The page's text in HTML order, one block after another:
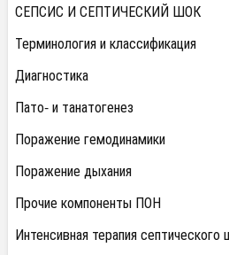
СЕПСИС И СЕПТИЧЕСКИЙ ШОК
Терминология и классификация
Диагностика
Пато- и танатогенез
Поражение гемодинамики
Поражение дыхания
Прочие компоненты ПОН
Интенсивная терапия септического